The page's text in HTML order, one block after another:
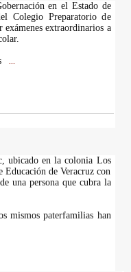
en el Estado de
Colegio Preparatorio de
extraordinarios a
ubicado en la colonia Los
Educación de Veracruz con
una persona que cubra la
mismos paterfamilias han